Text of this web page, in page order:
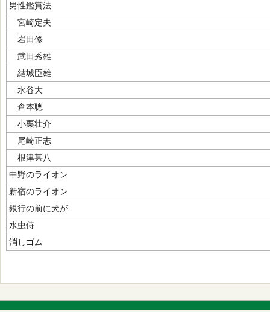
男性鑑賞法
宮崎定夫
岩田修
武田秀雄
結城臣雄
水谷大
倉本聰
小栗壮介
尾崎正志
根津甚八
中野のライオン
新宿のライオン
銀行の前に犬が
水虫侍
消しゴム